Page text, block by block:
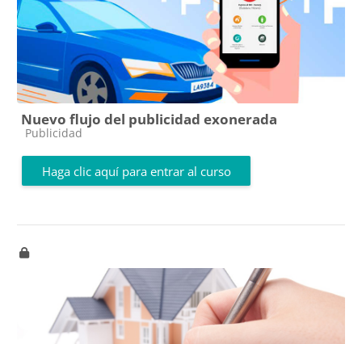
Nuevo flujo del publicidad exonerada
Categoría de cursos
Publicidad
Haga clic aquí para entrar al curso